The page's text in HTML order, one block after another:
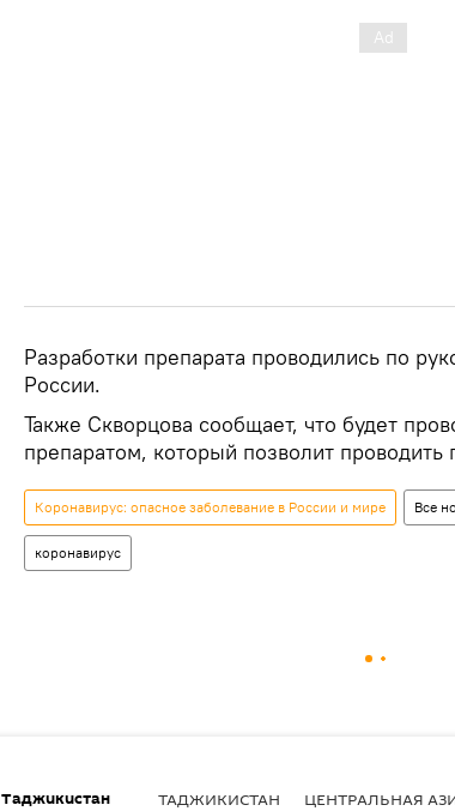
Разработки препарата проводились по
России.
Также Скворцова сообщает, что будет
препаратом, который позволит
Коронавирус: опасное заболевание в России и мире Все
коронавирус
Таджикистан ТАДЖИКИСТАН ЦЕНТРАЛЬНАЯ